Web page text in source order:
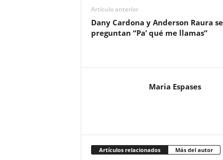
Artículo anterior
Dany Cardona y Anderson Raura se
preguntan “Pa’ qué me llamas”
Maria Espases
Artículos relacionados Más del autor